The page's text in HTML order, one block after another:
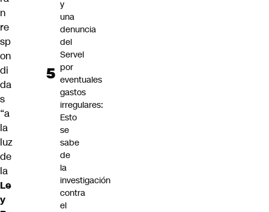
n
re
sp
on
di
da
s
“a
la
luz
de
la
Le
y
y
una
denuncia
del
Servel
por
eventuales
gastos
irregulares:
Esto
se
sabe
de
la
investigación
contra
el